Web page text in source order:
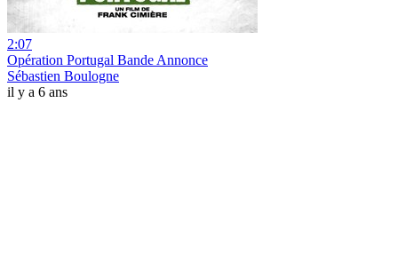
2:07
Opération Portugal Bande Annonce
Sébastien Boulogne
il y a 6 ans